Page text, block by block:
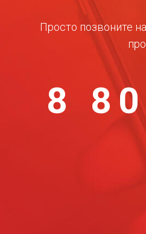
Просто позвоните
8